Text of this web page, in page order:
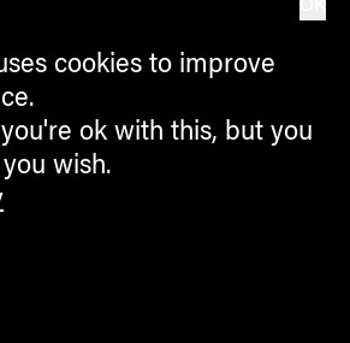
cookies to improve
ok with this, but you
wish.